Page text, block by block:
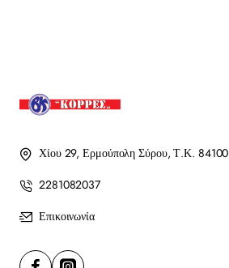
Χίου 29, Ερμούπολη Σύρου, Τ.Κ. 84100
2281082037
Επικοινωνία